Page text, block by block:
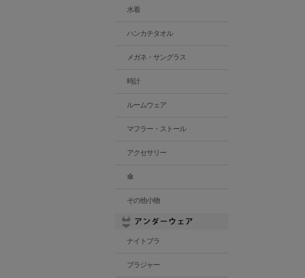
水着
ハンカチタオル
メガネ・サングラス
時計
ルームウェア
マフラー・ストール
アクセサリー
傘
その他小物
ナイトブラ
ブラジャー